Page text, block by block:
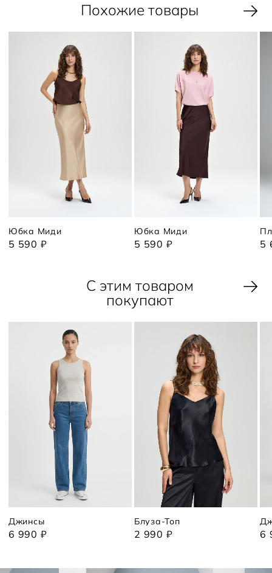
Похожие товары
Юбка Миди
5 590 ₽
Юбка Миди
5 590 ₽ 5
С этим товаром
покупают
Джинсы
6 990 ₽
Блуза-Топ
2 990 ₽ 6